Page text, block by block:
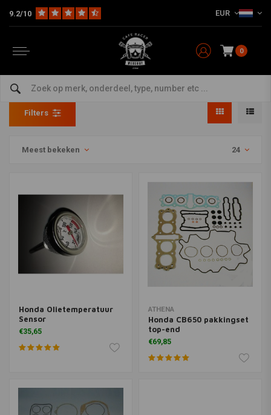
9.2/10 EUR
0
Pakkingsets
Home Model Specifiek Honda Pakkingsets
Filters
Meest bekeken 24
Honda Olietemperatuur
Sensor
€35,65
ATHENA
Honda CB650 pakkingset
top-end
€69,85